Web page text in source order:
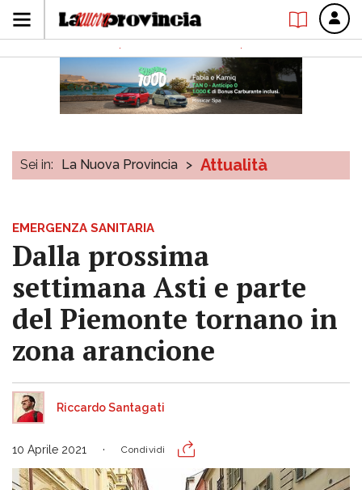
Sei in: La Nuova Provincia > Attualità
EMERGENZA SANITARIA
Dalla prossima
settimana Asti e parte
del Piemonte tornano in
zona arancione
Riccardo Santagati
10 Aprile 2021 Condividi